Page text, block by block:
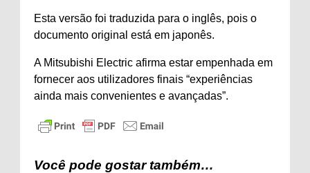
Esta versão foi traduzida para o inglês, pois o
documento original está em japonês.
A Mitsubishi Electric afirma estar empenhada em
fornecer aos utilizadores finais “experiências
ainda mais convenientes e avançadas”.
Você pode gostar também…